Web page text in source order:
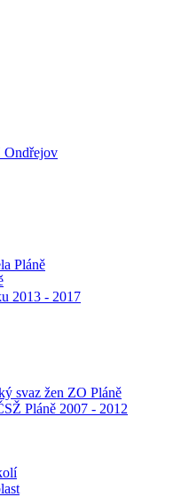
Ondřejov
Pláně
2013 - 2017
svaz žen ZO Pláně
Pláně 2007 - 2012